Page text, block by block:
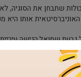
גבולות שתבחן את
האוניברסיטאית אותו
שמואל,הגישה עיריית
גבעת שמואל
שדנה בסוגיית שינוי
גן כי יש
תקלות